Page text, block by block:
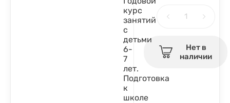
курс
занятий
с
детьми
6-
7
лет.
Подготовка
к
школе
Нет в
наличии